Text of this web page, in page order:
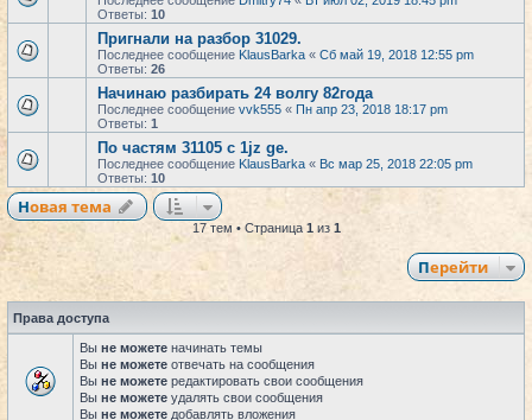
Ответы: 10
Пригнали на разбор 31029.
Последнее сообщение KlausBarka « Сб май 19, 2018 12:55 pm
Ответы: 26
Начинаю разбирать 24 волгу 82года
Последнее сообщение vvk555 « Пн апр 23, 2018 18:17 pm
Ответы: 1
По частям 31105 с 1jz ge.
Последнее сообщение KlausBarka « Вс мар 25, 2018 22:05 pm
Ответы: 10
Новая тема
17 тем • Страница 1из 1
Перейти
Права доступа
Вы не можете начинать темы
Вы не можете отвечать на сообщения
Вы не можете редактировать свои сообщения
Вы не можете удалять свои сообщения
Вы не можете добавлять вложения